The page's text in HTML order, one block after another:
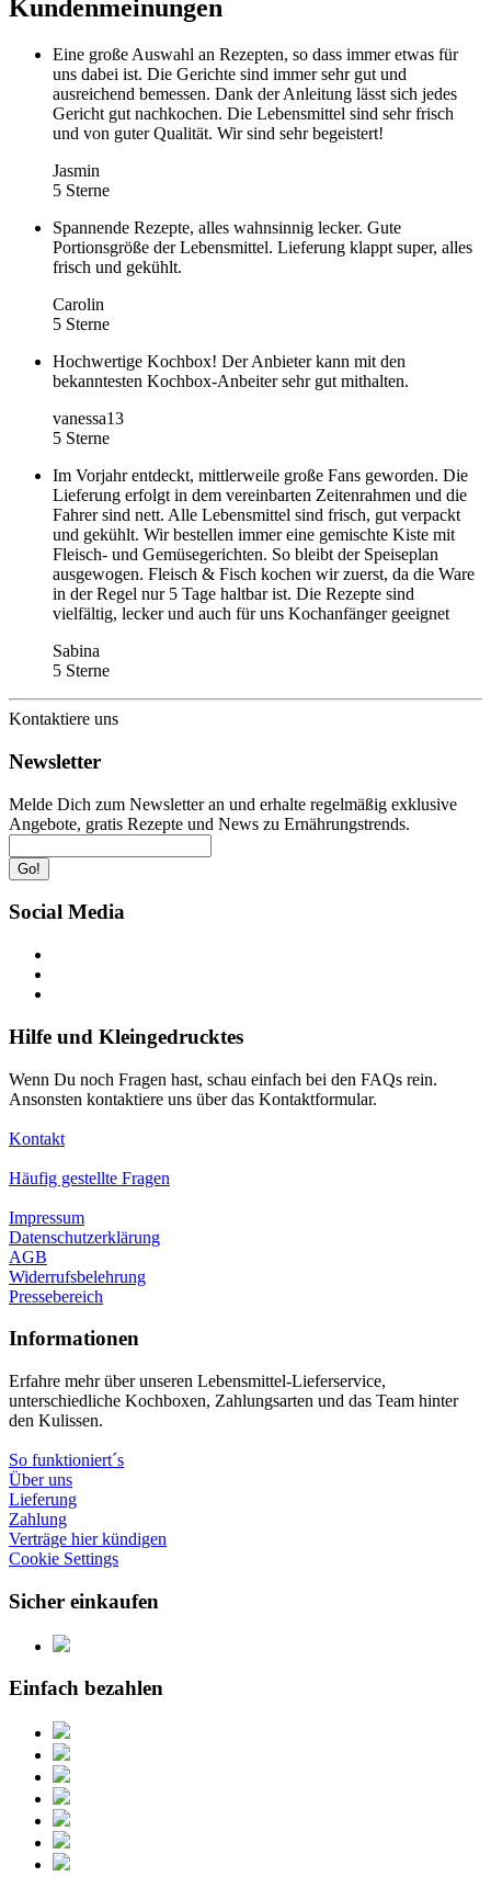
Kundenmeinungen
Eine große Auswahl an Rezepten, so dass immer etwas für
uns dabei ist. Die Gerichte sind immer sehr gut und
ausreichend bemessen. Dank der Anleitung lässt sich jedes
Gericht gut nachkochen. Die Lebensmittel sind sehr frisch
und von guter Qualität. Wir sind sehr begeistert!
Jasmin
5 Sterne
Spannende Rezepte, alles wahnsinnig lecker. Gute
Portionsgröße der Lebensmittel. Lieferung klappt super, alles
frisch und gekühlt.
Carolin
5 Sterne
Hochwertige Kochbox! Der Anbieter kann mit den
bekanntesten Kochbox-Anbeiter sehr gut mithalten.
vanessa13
5 Sterne
Im Vorjahr entdeckt, mittlerweile große Fans geworden. Die
Lieferung erfolgt in dem vereinbarten Zeitenrahmen und die
Fahrer sind nett. Alle Lebensmittel sind frisch, gut verpackt
und gekühlt. Wir bestellen immer eine gemischte Kiste mit
Fleisch- und Gemüsegerichten. So bleibt der Speiseplan
ausgewogen. Fleisch & Fisch kochen wir zuerst, da die Ware
in der Regel nur 5 Tage haltbar ist. Die Rezepte sind
vielfältig, lecker und auch für uns Kochanfänger geeignet
Sabina
5 Sterne
Kontaktiere uns
Newsletter
Melde Dich zum Newsletter an und erhalte regelmäßig exklusive
Angebote, gratis Rezepte und News zu Ernährungstrends.
Go!
Social Media
Hilfe und Kleingedrucktes
Wenn Du noch Fragen hast, schau einfach bei den FAQs rein.
Ansonsten kontaktiere uns über das Kontaktformular.
Kontakt
Häufig gestellte Fragen
Impressum
Datenschutzerklärung
AGB
Widerrufsbelehrung
Pressebereich
Informationen
Erfahre mehr über unseren Lebensmittel-Lieferservice,
unterschiedliche Kochboxen, Zahlungsarten und das Team hinter
den Kulissen.
So funktioniert´s
Über uns
Lieferung
Zahlung
Verträge hier kündigen
Cookie Settings
Sicher einkaufen
Einfach bezahlen